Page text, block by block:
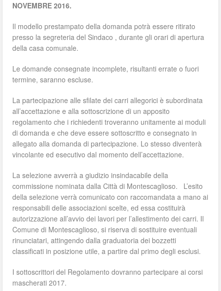
NOVEMBRE 2016.
Il modello prestampato della domanda potrà essere ritirato
presso la segreteria del Sindaco , durante gli orari di apertura
della casa comunale.
Le domande consegnate incomplete, risultanti errate o fuori
termine, saranno escluse.
La partecipazione alle sfilate dei carri allegorici è subordinata
all’accettazione e alla sottoscrizione di un apposito
regolamento che i richiedenti troveranno unitamente ai moduli
di domanda e che deve essere sottoscritto e consegnato in
allegato alla domanda di partecipazione. Lo stesso diventerà
vincolante ed esecutivo dal momento dell’accettazione.
La selezione avverrà a giudizio insindacabile della
commissione nominata dalla Città di Montescaglioso. L’esito
della selezione verrà comunicato con raccomandata a mano ai
responsabili delle associazioni scelte, ed essa costituirà
autorizzazione all’avvio dei lavori per l’allestimento dei carri. Il
Comune di Montescaglioso, si riserva di sostituire eventuali
rinunciatari, attingendo dalla graduatoria dei bozzetti
classificati in posizione utile, a partire dal primo degli esclusi.
I sottoscrittori del Regolamento dovranno partecipare ai corsi
mascherati 2017.